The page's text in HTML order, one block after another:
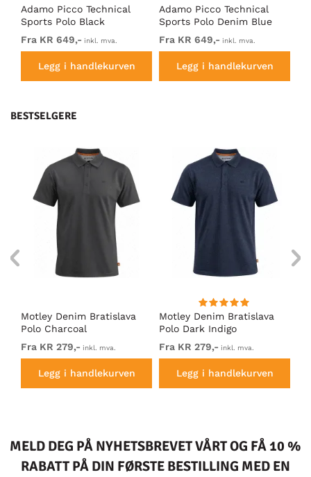
Adamo Picco Technical
Sports Polo Black
Fra KR 649,- inkl. mva.
Legg i handlekurven
Adamo Picco Technical
Sports Polo Denim Blue
Fra KR 649,- inkl. mva.
Legg i handlekurven
BESTSELGERE
Motley Denim Bratislava
Polo Charcoal
Fra KR 279,- inkl. mva.
Legg i handlekurven
Motley Denim Bratislava
Polo Dark Indigo
Fra KR 279,- inkl. mva.
Legg i handlekurven
MELD DEG PÅ NYHETSBREVET VÅRT OG FÅ 10 %
RABATT PÅ DIN FØRSTE BESTILLING MED EN